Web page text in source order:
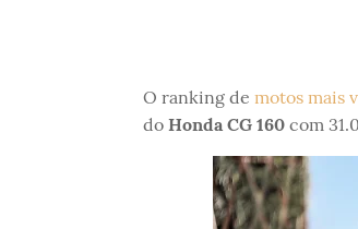
O ranking de motos mais
do Honda CG 160com